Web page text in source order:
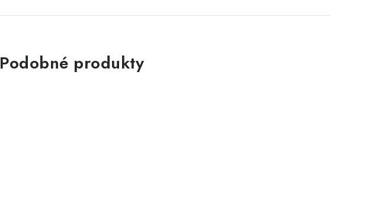
Podobné produkty